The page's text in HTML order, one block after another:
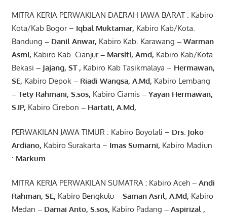
MITRA KERJA PERWAKILAN DAERAH JAWA BARAT : Kabiro
Kota/Kab Bogor – Iqbal Muktamar, Kabiro Kab/Kota.
Bandung – Danil Anwar, Kabiro Kab. Karawang –Warman
Asmi, Kabiro Kab. Cianjur– Marsiti, Amd, Kabiro Kab/Kota
Bekasi – Jajang, ST , Kabiro Kab Tasikmalaya – Hermawan,
SE, Kabiro Depok– Riadi Wangsa, A.Md, Kabiro Lembang
– Tety Rahmani, S.sos, Kabiro Ciamis– Yayan Hermawan,
S.IP, Kabiro Cirebon – Hartati, A.Md,
PERWAKILAN JAWA TIMUR : Kabiro Boyolali – Drs. Joko
Ardiano, Kabiro Surakarta – Imas Sumarni, Kabiro Madiun
: Markum
MITRA KERJA PERWAKILAN SUMATRA :Kabiro Aceh– Andi
Rahman, SE, Kabiro Bengkulu– Saman Asril, A.Md, Kabiro
Medan – Damai Anto, S.sos, Kabiro Padang – Aspirizal ,